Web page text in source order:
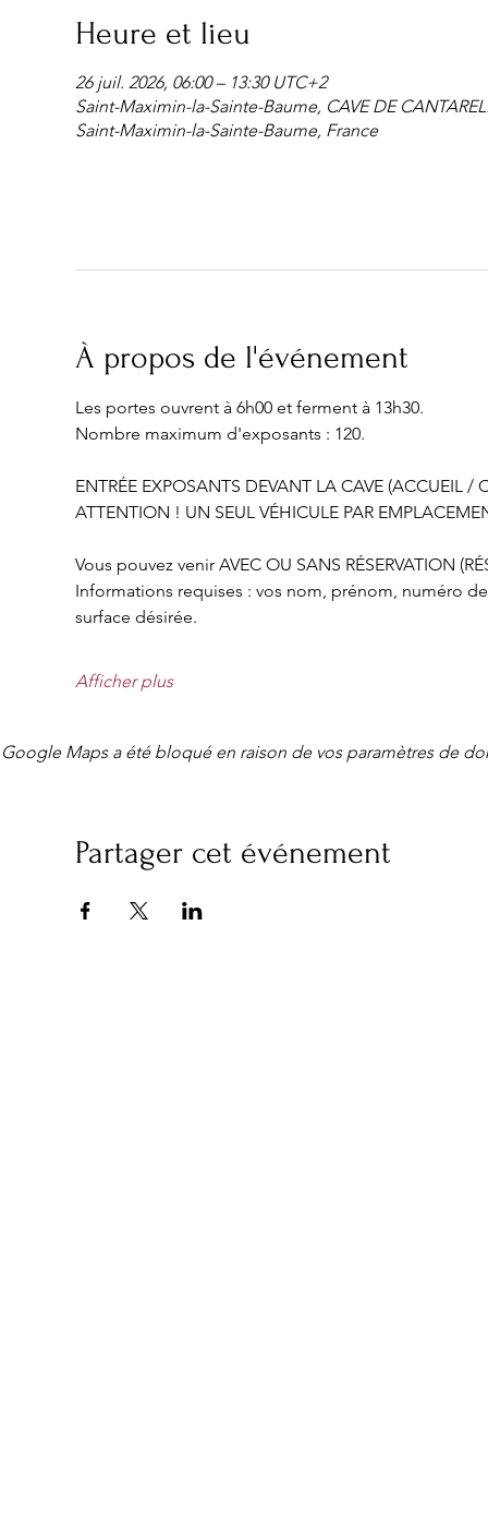
Heure et lieu
26 juil. 2026, 06:00 – 13:30 UTC+2
Saint-Maximin-la-Sainte-Baume, CAVE DE
Saint-Maximin-la-Sainte-Baume, France
À propos de l'événement
Les portes ouvrent à 6h00 et ferment à 13h30.
Nombre maximum d'exposants : 120.
ENTRÉE EXPOSANTS DEVANT LA CAVE (ACCUEIL /
ATTENTION ! UN SEUL VÉHICULE PAR
Vous pouvez venir AVEC OU SANS RÉSERVATION
Informations requises : vos nom, prénom, numéro
surface désirée.
Afficher plus
Google Maps a été bloqué en raison de vos paramètres de
Partager cet événement